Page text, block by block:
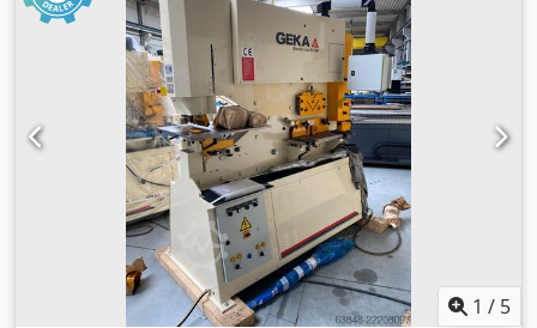
1 / 5